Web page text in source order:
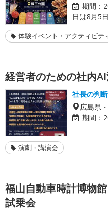
期間：
日は8月5
体験イベント・アクティビテ
経営者のための社内
社長の判
広島県
期間：
演劇・講演会
福山自動車時計博物
試乗会